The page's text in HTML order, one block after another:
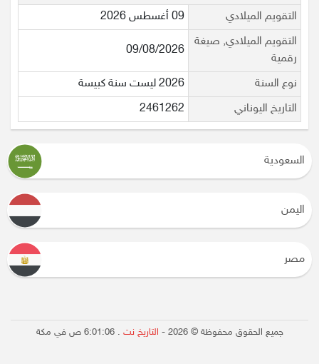
التقويم الميلادي
09 أغسطس 2026
التقويم الميلادي, صيغة
رقمية
09/08/2026
نوع السنة
2026 ليست سنة كبيسة
التاريخ اليوناني
2461262
السعودية
اليمن
مصر
جميع الحقوق محفوظة © 2026 - التاريخ نت .6:01:06 ص في مكة